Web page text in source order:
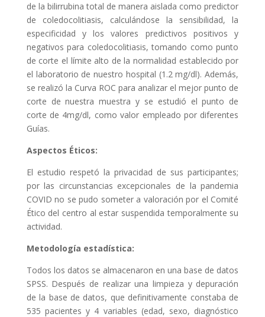
de la bilirrubina total de manera aislada como predictor
de coledocolitiasis, calculándose la sensibilidad, la
especificidad y los valores predictivos positivos y
negativos para coledocolitiasis, tomando como punto
de corte el límite alto de la normalidad establecido por
el laboratorio de nuestro hospital (1.2 mg/dl). Además,
se realizó la Curva ROC para analizar el mejor punto de
corte de nuestra muestra y se estudió el punto de
corte de 4mg/dl, como valor empleado por diferentes
Guías.
Aspectos Éticos:
El estudio respetó la privacidad de sus participantes;
por las circunstancias excepcionales de la pandemia
COVID no se pudo someter a valoración por el Comité
Ético del centro al estar suspendida temporalmente su
actividad.
Metodología estadística:
Todos los datos se almacenaron en una base de datos
SPSS. Después de realizar una limpieza y depuración
de la base de datos, que definitivamente constaba de
535 pacientes y 4 variables (edad, sexo, diagnóstico